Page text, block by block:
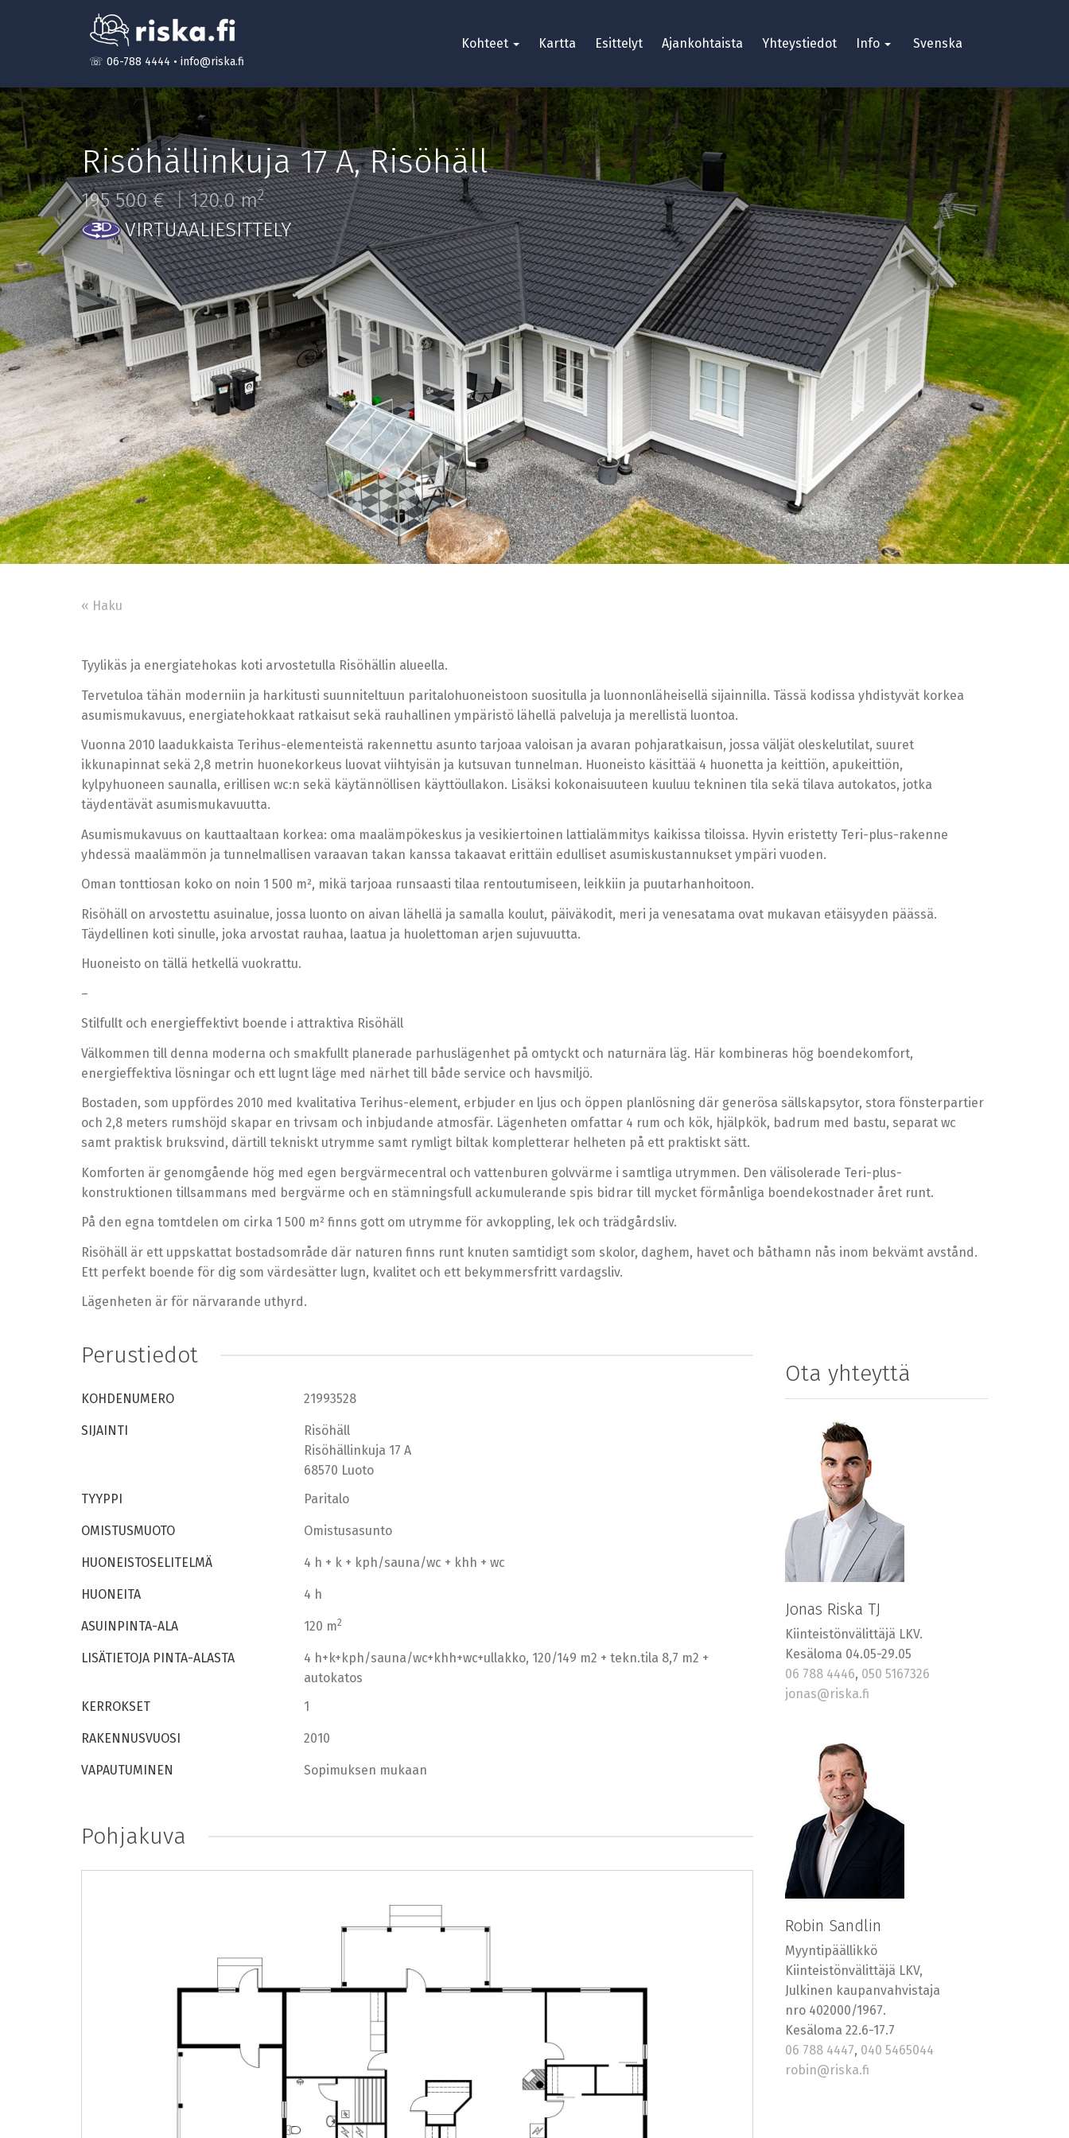
☏ 06-788 4444 • info@riska.fi
Kohteet Kartta Esittelyt Ajankohtaista Yhteystiedot Info Svenska
Risöhällinkuja 17 A,Risöhäll
195 500 € 120.0 m2
VIRTUAALIESITTELY
« Haku
Tyylikäs ja energiatehokas koti arvostetulla Risöhällin alueella.
Tervetuloa tähän moderniin ja harkitusti suunniteltuun paritalohuoneistoon suositulla ja luonnonläheisellä sijainnilla. Tässä kodissa yhdistyvät korkea
asumismukavuus, energiatehokkaat ratkaisut sekä rauhallinen ympäristö lähellä palveluja ja merellistä luontoa.
Vuonna 2010 laadukkaista Terihus-elementeistä rakennettu asunto tarjoaa valoisan ja avaran pohjaratkaisun, jossa väljät oleskelutilat, suuret
ikkunapinnat sekä 2,8 metrin huonekorkeus luovat viihtyisän ja kutsuvan tunnelman. Huoneisto käsittää 4 huonetta ja keittiön, apukeittiön,
kylpyhuoneen saunalla, erillisen wc:n sekä käytännöllisen käyttöullakon. Lisäksi kokonaisuuteen kuuluu tekninen tila sekä tilava autokatos, jotka
täydentävät asumismukavuutta.
Asumismukavuus on kauttaaltaan korkea: oma maalämpökeskus ja vesikiertoinen lattialämmitys kaikissa tiloissa. Hyvin eristetty Teri-plus-rakenne
yhdessä maalämmön ja tunnelmallisen varaavan takan kanssa takaavat erittäin edulliset asumiskustannukset ympäri vuoden.
Oman tonttiosan koko on noin 1 500 m², mikä tarjoaa runsaasti tilaa rentoutumiseen, leikkiin ja puutarhanhoitoon.
Risöhäll on arvostettu asuinalue, jossa luonto on aivan lähellä ja samalla koulut, päiväkodit, meri ja venesatama ovat mukavan etäisyyden päässä.
Täydellinen koti sinulle, joka arvostat rauhaa, laatua ja huolettoman arjen sujuvuutta.
Huoneisto on tällä hetkellä vuokrattu.
–
Stilfullt och energieffektivt boende i attraktiva Risöhäll
Välkommen till denna moderna och smakfullt planerade parhuslägenhet på omtyckt och naturnära läg. Här kombineras hög boendekomfort,
energieffektiva lösningar och ett lugnt läge med närhet till både service och havsmiljö.
Bostaden, som uppfördes 2010 med kvalitativa Terihus-element, erbjuder en ljus och öppen planlösning där generösa sällskapsytor, stora fönsterpartier
och 2,8 meters rumshöjd skapar en trivsam och inbjudande atmosfär. Lägenheten omfattar 4 rum och kök, hjälpkök, badrum med bastu, separat wc
samt praktisk bruksvind, därtill tekniskt utrymme samt rymligt biltak kompletterar helheten på ett praktiskt sätt.
Komforten är genomgående hög med egen bergvärmecentral och vattenburen golvvärme i samtliga utrymmen. Den välisolerade Teri-plus-
konstruktionen tillsammans med bergvärme och en stämningsfull ackumulerande spis bidrar till mycket förmånliga boendekostnader året runt.
På den egna tomtdelen om cirka 1 500 m² finns gott om utrymme för avkoppling, lek och trädgårdsliv.
Risöhäll är ett uppskattat bostadsområde där naturen finns runt knuten samtidigt som skolor, daghem, havet och båthamn nås inom bekvämt avstånd.
Ett perfekt boende för dig som värdesätter lugn, kvalitet och ett bekymmersfritt vardagsliv.
Lägenheten är för närvarande uthyrd.
Perustiedot
KOHDENUMERO 21993528
SIJAINTI
Risöhäll
Risöhällinkuja 17 A
68570 Luoto
TYYPPI
Paritalo
OMISTUSMUOTO Omistusasunto
HUONEISTOSELITELMÄ 4 h + k + kph/sauna/wc + khh + wc
HUONEITA 4 h
ASUINPINTA-ALA 120 m2
LISÄTIETOJA PINTA-ALASTA
4 h+k+kph/sauna/wc+khh+wc+ullakko, 120/149 m2 + tekn.tila 8,7 m2 +
autokatos
KERROKSET
1
RAKENNUSVUOSI 2010
VAPAUTUMINEN Sopimuksen mukaan
Pohjakuva
Ota yhteyttä
Jonas Riska TJ
Kiinteistönvälittäjä LKV.
Kesäloma 04.05-29.05
06 788 4446, 050 5167326
jonas@riska.fi
Robin Sandlin
Myyntipäällikkö
Kiinteistönvälittäjä LKV,
Julkinen kaupanvahvistaja
nro 402000/1967.
Kesäloma 22.6-17.7
06 788 4447, 040 5465044
robin@riska.fi